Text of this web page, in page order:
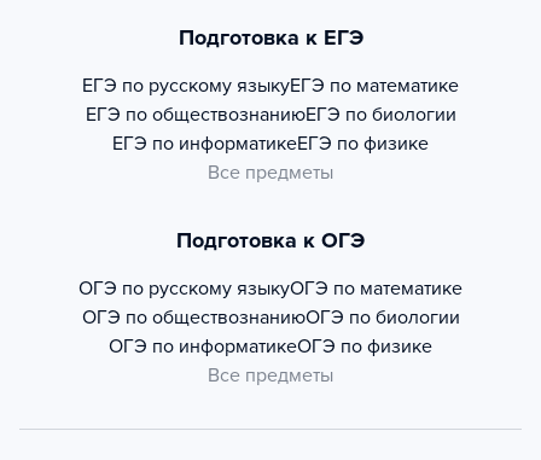
Подготовка к ЕГЭ
ЕГЭ по русскому языкуЕГЭ по математике
ЕГЭ по обществознаниюЕГЭ по биологии
ЕГЭ по информатикеЕГЭ по физике
Все предметы
Подготовка к ОГЭ
ОГЭ по русскому языкуОГЭ по математике
ОГЭ по обществознаниюОГЭ по биологии
ОГЭ по информатикеОГЭ по физике
Все предметы